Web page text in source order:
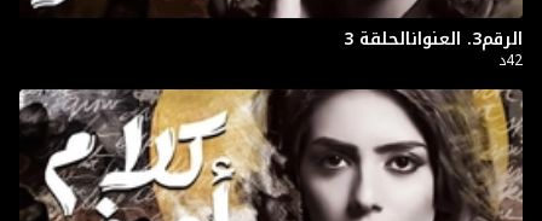
الرقم3. العنوانالحلقة 3
42د